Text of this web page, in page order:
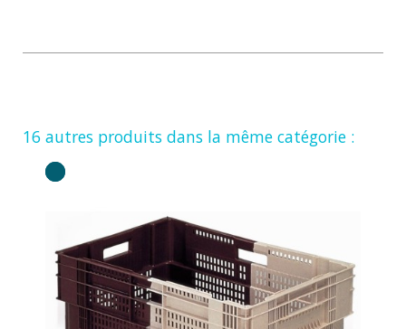
16 autres produits dans la même catégorie :